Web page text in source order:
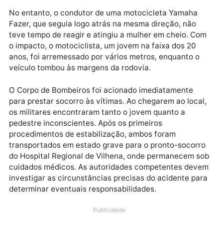
observar o fluxo de veículos. Uma motoneta Honda
que trafegava no sentido Cuiabá-Porto Velho,
conseguiu realizar uma manobra de desvio e evitar a
colisão com a pedestre.
Fazer, que seguia logo atrás na mesma direção, não
teve tempo de reagir e atingiu a mulher em cheio.
o impacto, o motociclista, um jovem na faixa dos 20
anos, foi arremessado por vários metros, enquanto o
veículo tombou às margens da rodovia.
O Corpo de Bombeiros foi acionado imediatamente
para prestar socorro às vítimas. Ao chegarem ao
os militares encontraram tanto o jovem quanto a
procedimentos de estabilização, ambos foram